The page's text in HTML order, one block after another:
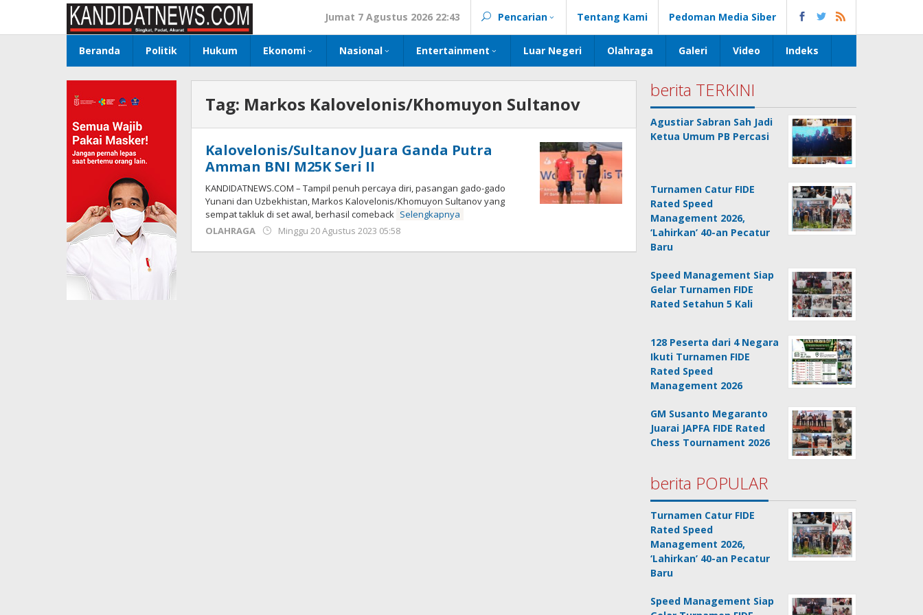
konten
Jumat 7 Agustus 2026 22:43 Pencarian Tentang Kami Pedoman Media Siber
Beranda Politik Hukum Ekonomi Nasional Entertainment Luar Negeri Olahraga Galeri Video Indeks
Tag: Markos Kalovelonis/Khomuyon Sultanov
Kalovelonis/Sultanov Juara Ganda Putra
Amman BNI M25K Seri II
KANDIDATNEWS.COM – Tampil penuh percaya diri, pasangan gado-gado
Yunani dan Uzbekhistan, Markos Kalovelonis/Khomuyon Sultanov yang
sempat takluk di set awal, berhasil comeback Selengkapnya
OLAHRAGA
Minggu 20 Agustus 2023 05:58
Jackson
berita TERKINI
Agustiar Sabran Sah Jadi
Ketua Umum PB Percasi
Turnamen Catur FIDE
Rated Speed
Management 2026,
‘Lahirkan’ 40-an Pecatur
Baru
Speed Management Siap
Gelar Turnamen FIDE
Rated Setahun 5 Kali
128 Peserta dari 4 Negara
Ikuti Turnamen FIDE
Rated Speed
Management 2026
GM Susanto Megaranto
Juarai JAPFA FIDE Rated
Chess Tournament 2026
berita POPULAR
Turnamen Catur FIDE
Rated Speed
Management 2026,
‘Lahirkan’ 40-an Pecatur
Baru
Speed Management Siap